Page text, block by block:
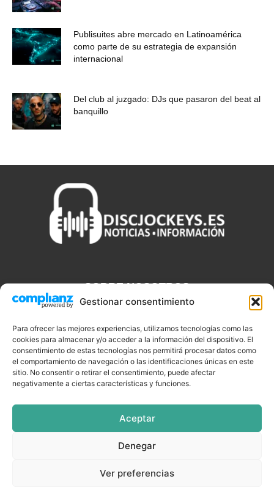
Gestionar consentimiento
Para ofrecer las mejores experiencias, utilizamos tecnologías como las
cookies para almacenar y/o acceder a la información del dispositivo. El
consentimiento de estas tecnologías nos permitirá procesar datos como
el comportamiento de navegación o las identificaciones únicas en este
sitio. No consentir o retirar el consentimiento, puede afectar
negativamente a ciertas características y funciones.
Aceptar
Denegar
Ver preferencias
Publisuites abre mercado en Latinoamérica
como parte de su estrategia de expansión
internacional
Del club al juzgado: DJs que pasaron del beat al
banquillo
SOBRE NOSOTROS
que necesitas saber sobre noticias, novedades, tecnologías y
aplicaciones que te ayudaran a ser un mejor Djs.
SÍGUENOS
EQUIPAMIENTO EVENTOS
TUTORIALES